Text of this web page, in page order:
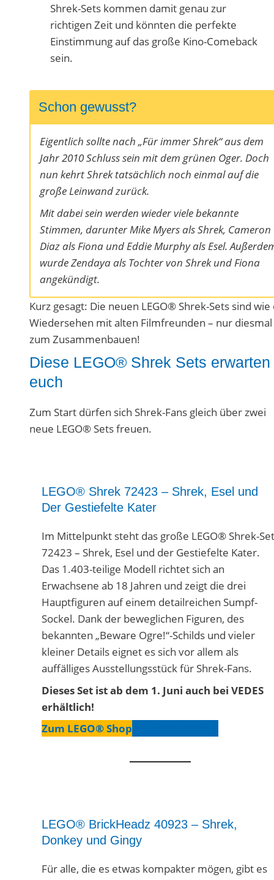
Shrek-Sets kommen damit genau zur
richtigen Zeit und könnten die perfekte
Einstimmung auf das große Kino-Comeback
sein.
Schon gewusst?
Eigentlich sollte nach „Für immer Shrek“ aus dem
Jahr 2010 Schluss sein mit dem grünen Oger. Doch
nun kehrt Shrek tatsächlich noch einmal auf die
große Leinwand zurück.
Mit dabei sein werden wieder viele bekannte
Stimmen, darunter Mike Myers als Shrek, Cameron
Diaz als Fiona und Eddie Murphy als Esel.
wurde Zendaya als Tochter von Shrek und Fiona
angekündigt.
Kurz gesagt: Die neuen LEGO® Shrek-Sets sind wie
Wiedersehen mit alten Filmfreunden – nur diesmal
zum Zusammenbauen!
Diese LEGO® Shrek Sets erwarten
euch
Zum Start dürfen sich Shrek-Fans gleich über zwei
neue LEGO® Sets freuen.
LEGO® Shrek 72423 – Shrek, Esel und
Der Gestiefelte Kater
Im Mittelpunkt steht das große LEGO® Shrek-
72423 – Shrek, Esel und der Gestiefelte Kater.
Das 1.403-teilige Modell richtet sich an
Erwachsene ab 18 Jahren und zeigt die drei
Hauptfiguren auf einem detailreichen Sumpf-
Sockel. Dank der beweglichen Figuren, des
bekannten „Beware Ogre!“-Schilds und vieler
kleiner Details eignet es sich vor allem als
auffälliges Ausstellungsstück für Shrek-Fans.
Dieses Set ist ab dem 1. Juni auch bei VEDES
erhältlich!
Zum LEGO® Shop
LEGO® BrickHeadz 40923 – Shrek,
Donkey und Gingy
Für alle, die es etwas kompakter mögen, gibt es